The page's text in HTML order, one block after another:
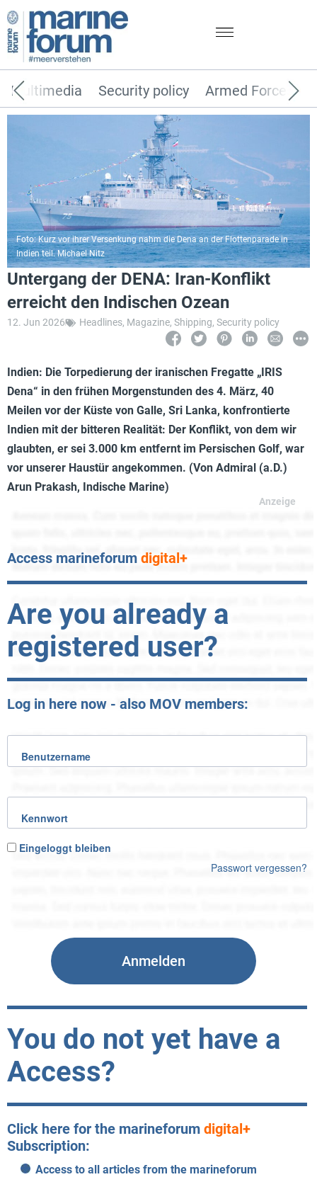
Security policy Armed Forces
Multimedia
Foto: Kurz vor ihrer Versenkung nahm die Dena an der Flottenparade in
Indien teil. Michael Nitz
Untergang der DENA: Iran-Konflikt
erreicht den Indischen Ozean
12. Jun 2026 Headlines, Magazine, Shipping, Security policy
Indien: Die Torpedierung der iranischen Fregatte „IRIS
Dena“ in den frühen Morgenstunden des 4. März, 40
Meilen vor der Küste von Galle, Sri Lanka, konfrontierte
Indien mit der bitteren Realität: Der Konflikt, von dem wir
glaubten, er sei 3.000 km entfernt im Persischen Golf, war
vor unserer Haustür angekommen. (Von Admiral (a.D.)
Arun Prakash, Indische Marine)
Access marineforum digital+
Are you already a
registered user?
Log in here now - also MOV members:
Benutzername
Kennwort
Eingeloggt bleiben
Passwort vergessen?
You do not yet have a
Access?
Click here for the marineforum digital+
Subscription:
Access to all articles from the marineforum